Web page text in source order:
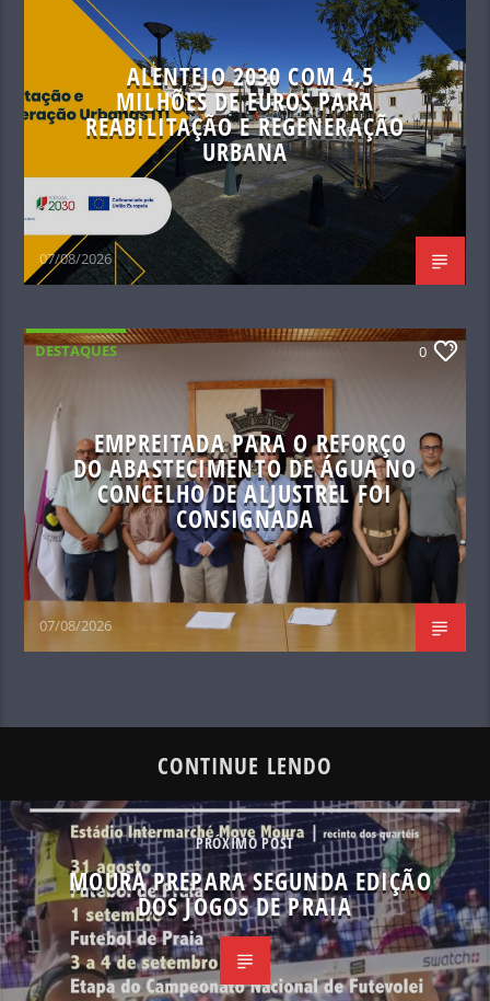
ALENTEJO 2030 COM 4,5
MILHÕES DE EUROS PARA
REABILITAÇÃO E REGENERAÇÃO
URBANA
07/08/2026
DESTAQUES 0
EMPREITADA PARA O REFORÇO
DO ABASTECIMENTO DE ÁGUA NO
CONCELHO DE ALJUSTREL FOI
CONSIGNADA
07/08/2026
CONTINUE LENDO
PRÓXIMO POST
MOURA PREPARA SEGUNDA EDIÇÃO
DOS JOGOS DE PRAIA